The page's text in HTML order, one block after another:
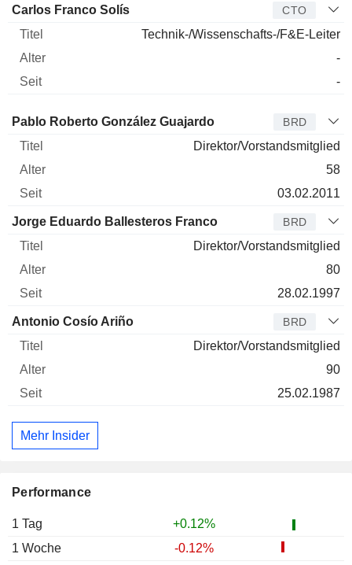
Performance
1 Tag
+0.12%
1 Woche
-0.12%
Carlos Franco Solís CTO
Technik-/Wissenschafts-/F&E-Leiter
-
-
Verwaltungsratsmitglied Titel Alter
Pablo Roberto González Guajardo BRD
Direktor/Vorstandsmitglied
58
03.02.2011
Jorge Eduardo Ballesteros Franco BRD
Direktor/Vorstandsmitglied
80
28.02.1997
Antonio Cosío Ariño BRD
Direktor/Vorstandsmitglied
90
25.02.1987
Mehr Insider